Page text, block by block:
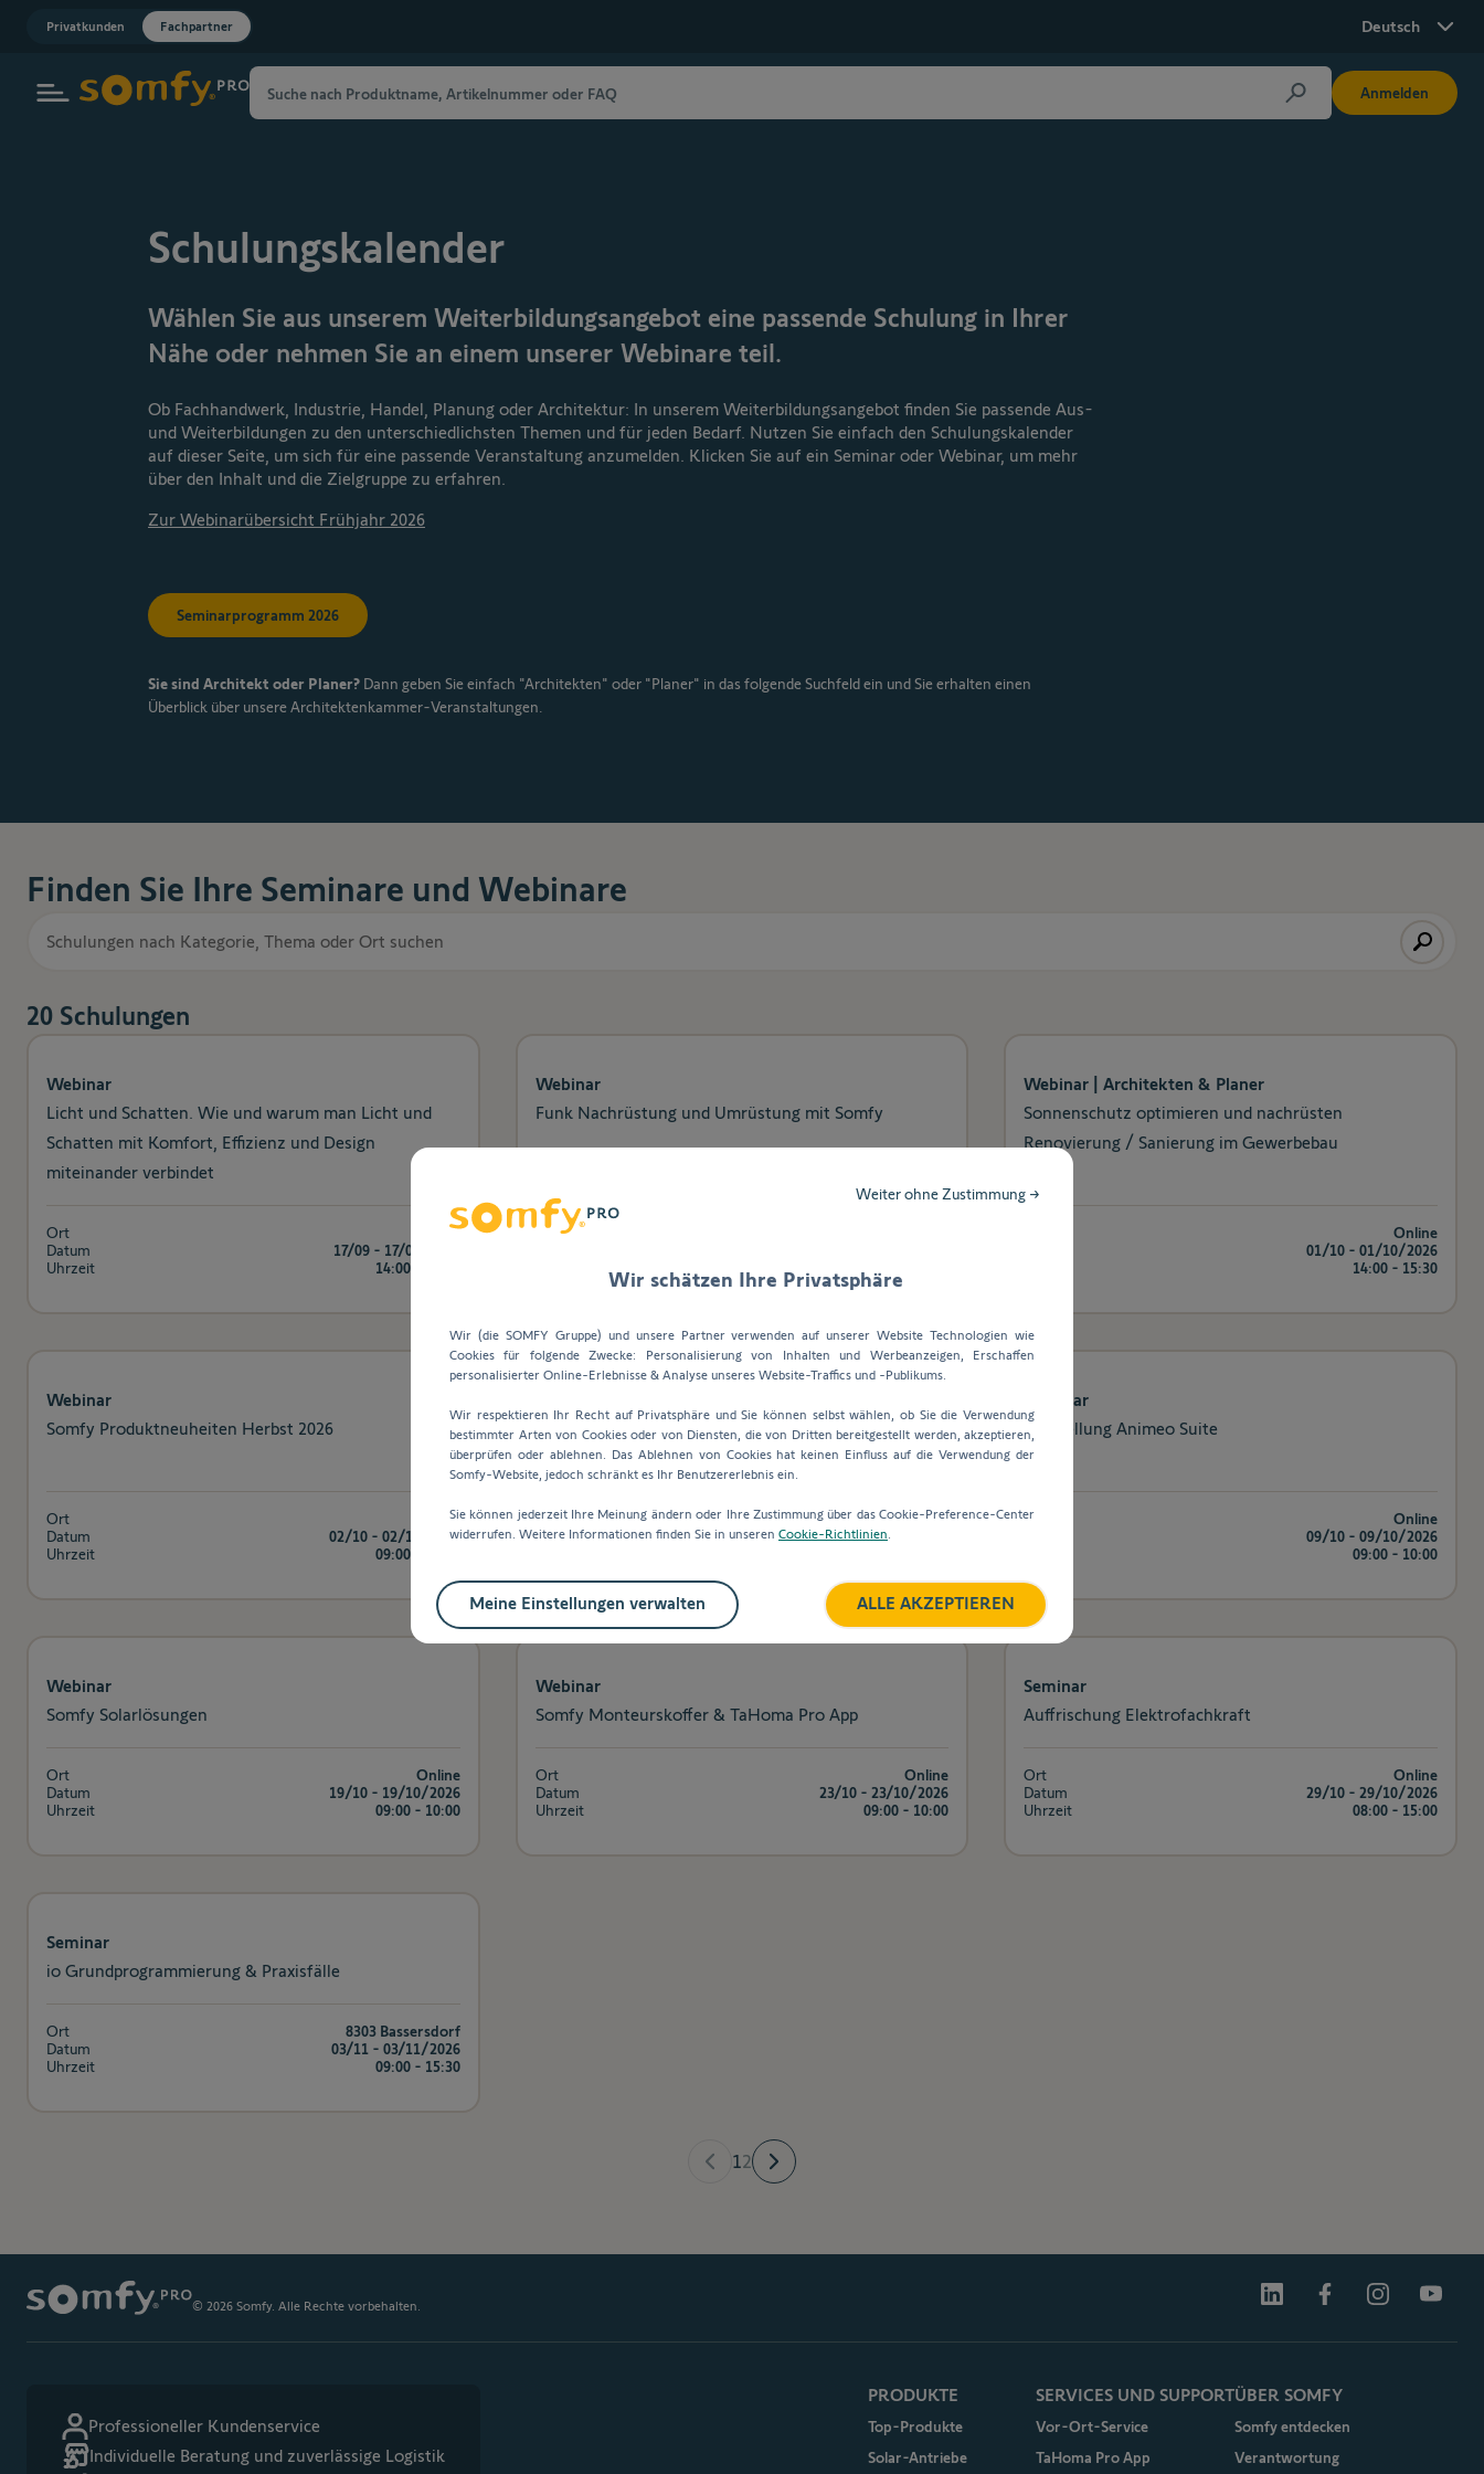
Privatkunden Fachpartner Deutsch
Anmelden
Schulungskalender
Wählen Sie aus unserem Weiterbildungsangebot eine passende Schulung in Ihrer
Nähe oder nehmen Sie an einem unserer Webinare teil.
Ob Fachhandwerk, Industrie, Handel, Planung oder Architektur: In unserem Weiterbildungsangebot finden Sie passende Aus-
und Weiterbildungen zu den unterschiedlichsten Themen und für jeden Bedarf. Nutzen Sie einfach den Schulungskalender
auf dieser Seite, um sich für eine passende Veranstaltung anzumelden. Klicken Sie auf ein Seminar oder Webinar, um mehr
über den Inhalt und die Zielgruppe zu erfahren.
Zur Webinarübersicht Frühjahr 2026
Seminarprogramm 2026
Sie sind Architekt oder Planer? Dann geben Sie einfach "Architekten" oder "Planer" in das folgende Suchfeld ein und Sie erhalten einen
Überblick über unsere Architektenkammer-Veranstaltungen.
Finden Sie Ihre Seminare und Webinare
20 Schulungen
Webinar
Licht und Schatten. Wie und warum man Licht und
Schatten mit Komfort, Effizienz und Design
miteinander verbindet
Ort
Online
Datum
17/09 - 17/09/2026
Uhrzeit
14:00 - 15:30
Webinar
Funk Nachrüstung und Umrüstung mit Somfy
Ort
Webinar | Architekten & Planer
Sonnenschutz optimieren und nachrüsten
Renovierung / Sanierung im Gewerbebau
Online
01/10 - 01/10/2026
14:00 - 15:30
Webinar
Somfy Produktneuheiten Herbst 2026
Ort
Online
Datum
02/10 - 02/10/2026
Uhrzeit
09:00 - 10:00
Wärmeschutz in Zukunft. Sonnenschutz nutzen, um
lebenswertes Wohnen zu erhalten
Ort
Online
Datum
08/10 - 08/10/2026
Webinar
Vorstellung Animeo Suite
Ort
Online
09/10 - 09/10/2026
09:00 - 10:00
Webinar
Somfy Solarlösungen
Ort
Online
Datum
19/10 - 19/10/2026
Uhrzeit
09:00 - 10:00
Webinar
Somfy Monteurskoffer & TaHoma Pro App
Ort
Online
Datum
23/10 - 23/10/2026
Uhrzeit
09:00 - 10:00
Seminar
Auffrischung Elektrofachkraft
Ort
Online
Datum
29/10 - 29/10/2026
Uhrzeit
08:00 - 15:00
Seminar
io Grundprogrammierung & Praxisfälle
Ort
8303 Bassersdorf
Datum
03/11 - 03/11/2026
Uhrzeit
09:00 - 15:30
12
© 2026 Somfy. Alle Rechte vorbehalten.
Professioneller Kundenservice
Individuelle Beratung und zuverlässige Logistik
PRODUKTE
Top-Produkte
Solar-Antriebe
SERVICES UND SUPPORT
Vor-Ort-Service
TaHoma Pro App
ÜBER SOMFY
Somfy entdecken
Verantwortung
Wir schätzen Ihre Privatsphäre
Wir (die SOMFY Gruppe) und unsere Partner verwenden auf unserer Website Technologien wie
Cookies für folgende Zwecke: Personalisierung von Inhalten und Werbeanzeigen, Erschaffen
personalisierter Online-Erlebnisse & Analyse unseres Website-Traffics und -Publikums.
Wir respektieren Ihr Recht auf Privatsphäre und Sie können selbst wählen, ob Sie die Verwendung
bestimmter Arten von Cookies oder von Diensten, die von Dritten bereitgestellt werden, akzeptieren,
überprüfen oder ablehnen. Das Ablehnen von Cookies hat keinen Einfluss auf die Verwendung der
Somfy-Website, jedoch schränkt es Ihr Benutzererlebnis ein.
Sie können jederzeit Ihre Meinung ändern oder Ihre Zustimmung über das Cookie-Preference-Center
widerrufen. Weitere Informationen finden Sie in unseren Cookie-Richtlinien
Weiter ohne Zustimmung →
ALLE AKZEPTIEREN
Meine Einstellungen verwalten